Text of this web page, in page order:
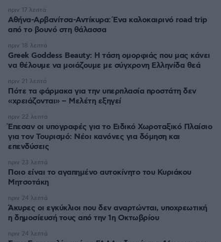
Αθήνα-Αρβανίτσα-Αντίκυρα: Ένα καλοκαιρινό road trip
από το βουνό στη θάλασσα
πριν 17 λεπτά
Greek Goddess Beauty: Η τάση ομορφιάς που μας κάνει
να θέλουμε να μοιάζουμε με σύγχρονη Ελληνίδα θεά
πριν 18 λεπτά
Πότε τα φάρμακα για την υπερπλασία προστάτη δεν
«χρειάζονται» – Μελέτη εξηγεί
πριν 21 λεπτά
Έπεσαν οι υπογραφές για το Ειδικό Χωροταξικό Πλαίσιο
για τον Τουρισμό: Νέοι κανόνες για δόμηση και
επενδύσεις
πριν 22 λεπτά
Ποιο είναι το αγαπημένο αυτοκίνητο του Κυριάκου
Μητσοτάκη
πριν 23 λεπτά
Άκυρες οι εγκύκλιοι που δεν αναρτώνται, υποχρεωτική
η δημοσίευσή τους από την 1η Οκτωβρίου
πριν 24 λεπτά
πριν 24 λεπτά